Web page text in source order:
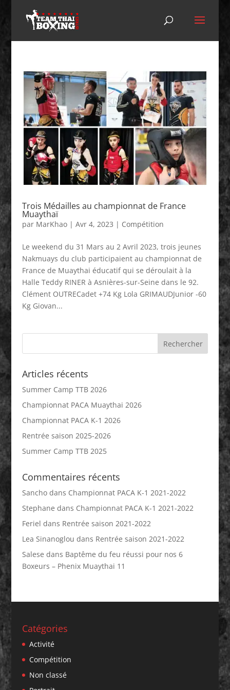
Trois Médailles au championnat de France
Muaythaï
par MarKhao| Avr 4, 2023 | Compétition
Le weekend du 31 Mars au 2 Avril 2023, trois jeunes
Nakmuays du club participaient au championnat de
France de Muaythai éducatif qui se déroulait à la
Halle Teddy RINER à Asnières-sur-Seine dans le 92.
Clément OUTRECadet +74 Kg Lola GRIMAUDJunior -60
Kg Giovan...
Articles récents
Summer Camp TTB 2026
Championnat PACA Muaythai 2026
Championnat PACA K-1 2026
Rentrée saison 2025-2026
Summer Camp TTB 2025
Commentaires récents
Sanchodans Championnat PACA K-1 2021-2022
Stephane dans Championnat PACA K-1 2021-2022
Feriel dans Rentrée saison 2021-2022
Lea Sinanoglou dans Rentrée saison 2021-2022
Salese dans Baptême du feu réussi pour nos 6
Boxeurs – Phenix Muaythai 11
Catégories
Activité
Compétition
Non classé